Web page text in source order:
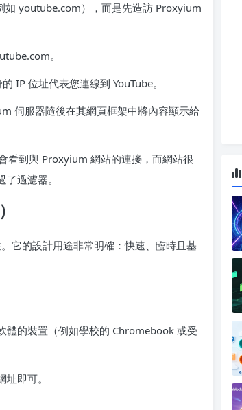
如 youtube.com），而是先造訪 Proxyium
。
IP 位址代表您連線到 YouTube。
伺服器隨後在其網頁框架中將內容顯示給
看到與 Proxyium 網站的連接，而網站很
過濾器。
它的設計用途非常明確：快速、臨時且基
體的裝置（例如學校的 Chromebook 或受
即可。